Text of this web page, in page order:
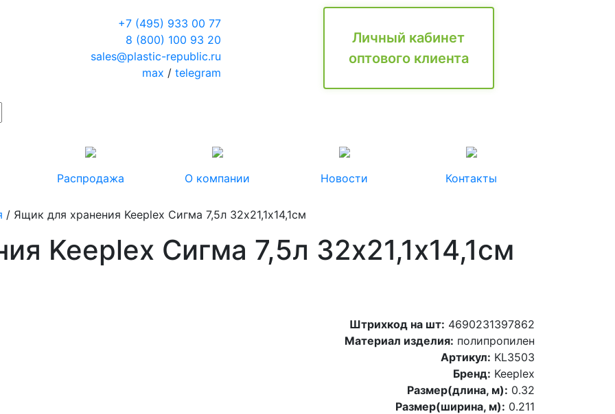
+7 (495) 933 00 77
8 (800) 100 93 20
sales@plastic-republic.ru
max / telegram
Личный кабинет
оптового клиента
Распродажа О компании Новости Контакты
/ Ящик для хранения Keeplex Сигма 7,5л 32х21,1х14,1см
Keeplex Сигма 7,5л 32х21,1х14,1см
Штрихкод на шт: 4690231397862
Материал изделия: полипропилен
Артикул: KL3503
Бренд: Keeplex
Размер(длина, м): 0.32
Размер(ширина, м): 0.211